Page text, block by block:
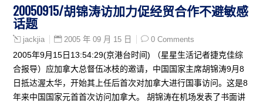
20050915/胡锦涛访加力促经贸合作不避敏感
话题
jackjia 2005 年 09 月 15 日 0 Comments
2005年9月15日13:54:29(京港台时间) （星星生活记者捷克佳综
合报导）应加拿大总督伍冰枝的邀请，中国国家主席胡锦涛9月8
日抵达渥太华，开始其上任后首次对加拿大进行国事访问。这是8
年来中国国家元首首次访问加拿大。 胡锦涛在机场发表了书面讲